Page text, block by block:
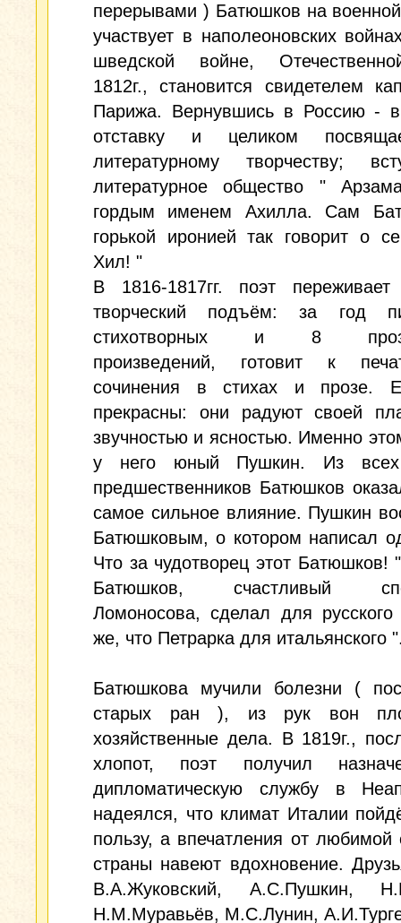
перерывами ) Батюшков на
участвует в наполеоновских
шведской войне,
1812г., становится свидетелем
Парижа. Вернувшись в Россию -
отставку и целиком
литературному творчеству;
литературное общество "
гордым именем Ахилла. Сам
горькой иронией так говорит о
Хил! "
В 1816-1817гг. поэт
творческий подъём: за год
стихотворных и 8
произведений, готовит к
сочинения в стихах и прозе.
прекрасны: они радуют своей
звучностью и ясностью. Именно
у него юный Пушкин. Из всех
предшественников Батюшков
самое сильное влияние. Пушкин
Батюшковым, о котором написал
Что за чудотворец этот
Батюшков, счастливый
Ломоносова, сделал для
же, что Петрарка для итальянского
Батюшкова мучили болезни (
старых ран ), из рук вон
хозяйственные дела. В 1819г.,
хлопот, поэт получил
дипломатическую службу в
надеялся, что климат Италии
пользу, а впечатления от любимой
страны навеют вдохновение.
В.А.Жуковский, А.С.Пушкин,
Н.М.Муравьёв, М.С.Лунин,